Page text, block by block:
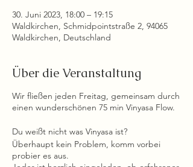
30. Juni 2023, 18:00 – 19:15
Waldkirchen, Schmidpointstraße 2, 94065
Waldkirchen, Deutschland
Über die Veranstaltung
Wir fließen jeden Freitag, gemeinsam durch
einen wunderschönen 75 min Vinyasa Flow.
Du weißt nicht was Vinyasa ist?
Überhaupt kein Problem, komm vorbei
probier es aus.